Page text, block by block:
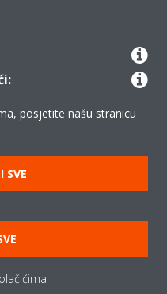
o kolačićima
Poslovna etika
Data Act
posjetite našu stranicu
SVE